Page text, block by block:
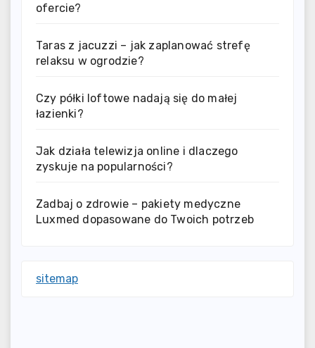
ofercie?
Taras z jacuzzi – jak zaplanować strefę
relaksu w ogrodzie?
Czy półki loftowe nadają się do małej
łazienki?
Jak działa telewizja online i dlaczego
zyskuje na popularności?
Zadbaj o zdrowie – pakiety medyczne
Luxmed dopasowane do Twoich potrzeb
sitemap